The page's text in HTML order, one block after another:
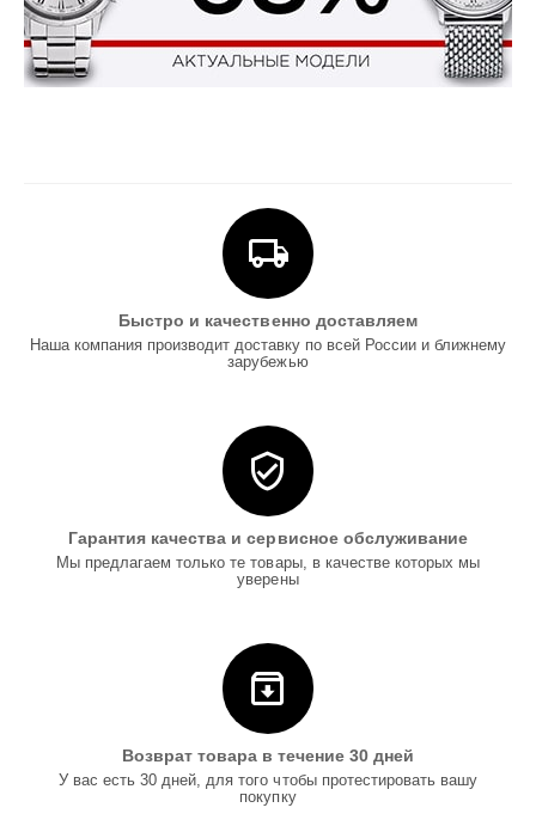
Быстро и качественно доставляем
Наша компания производит доставку по всей России и ближнему
зарубежью
Гарантия качества и сервисное обслуживание
Мы предлагаем только те товары, в качестве которых мы
уверены
Возврат товара в течение 30 дней
У вас есть 30 дней, для того чтобы протестировать вашу
покупку